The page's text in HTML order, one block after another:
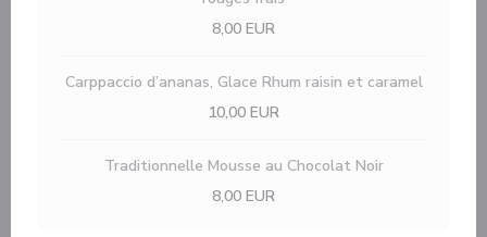
8,00 EUR
Carppaccio d’ananas, Glace Rhum raisin et caramel
10,00 EUR
Traditionnelle Mousse au Chocolat Noir
8,00 EUR